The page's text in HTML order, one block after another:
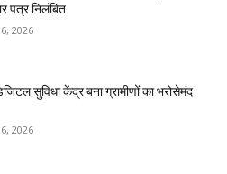
पत्र निलंबित
2026
सुविधा केंद्र बना ग्रामीणों का भरोसेमंद
2026